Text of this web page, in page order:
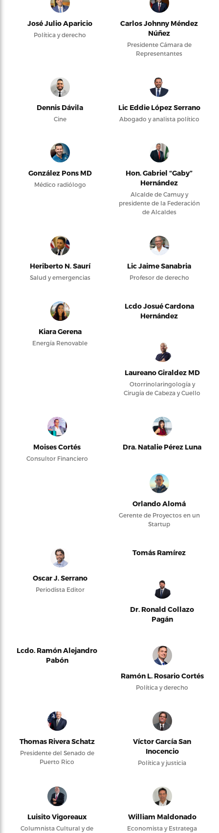
José Julio Aparicio
Política y derecho
Carlos Johnny Méndez
Núñez
Presidente Cámara de
Representantes
Dennis Dávila
Cine
Lic Eddie López Serrano
Abogado y analista político
González Pons MD
Médico radiólogo
Hon. Gabriel “Gaby”
Hernández
Alcalde de Camuy y
presidente de la Federación
de Alcaldes
Heriberto N. Saurí
Salud y emergencias
Lic Jaime Sanabria
Profesor de derecho
Kiara Gerena
Energía Renovable
Lcdo Josué Cardona
Hernández
Laureano Giraldez MD
Otorrinolaringología y
Cirugía de Cabeza y Cuello
Moises Cortés
Consultor Financiero
Dra. Natalie Pérez Luna
Orlando Alomá
Gerente de Proyectos en un
Startup
Oscar J. Serrano
Periodista Editor
Tomás Ramírez
Dr. Ronald Collazo
Pagán
Lcdo. Ramón Alejandro
Pabón
Ramón L. Rosario Cortés
Política y derecho
Thomas Rivera Schatz
Presidente del Senado de
Puerto Rico
Víctor García San
Inocencio
Política y justicia
Luisito Vigoreaux
Columnista Cultural y de
William Maldonado
Economista y Estratega